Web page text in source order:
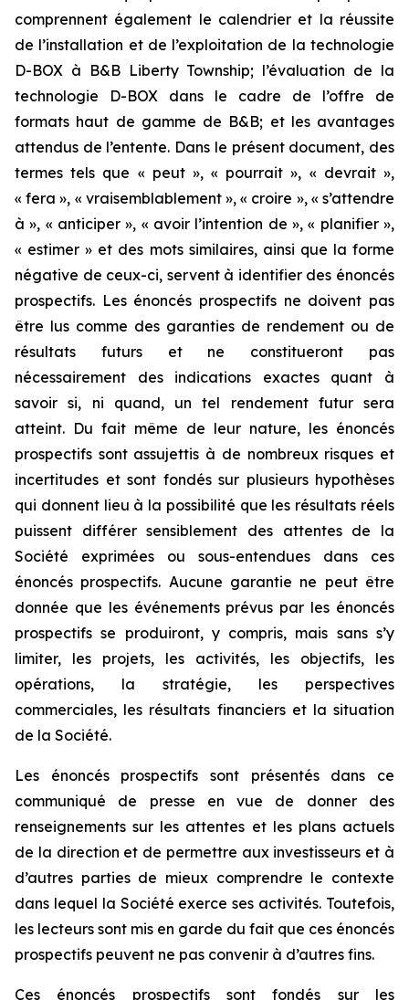
comprennent également le calendrier et la réussite
de l’installation et de l’exploitation de la technologie
D-BOX à B&B Liberty Township; l’évaluation de la
technologie D-BOX dans le cadre de l’offre de
formats haut de gamme de B&B; et les avantages
attendus de l’entente. Dans le présent document, des
termes tels que « peut », « pourrait », « devrait »,
« fera », « vraisemblablement », « croire », « s’attendre
à », « anticiper », « avoir l’intention de », « planifier »,
« estimer » et des mots similaires, ainsi que la forme
négative de ceux-ci, servent à identifier des énoncés
prospectifs. Les énoncés prospectifs ne doivent pas
être lus comme des garanties de rendement ou de
résultats futurs et ne constitueront pas
nécessairement des indications exactes quant à
savoir si, ni quand, un tel rendement futur sera
atteint. Du fait même de leur nature, les énoncés
prospectifs sont assujettis à de nombreux risques et
incertitudes et sont fondés sur plusieurs hypothèses
qui donnent lieu à la possibilité que les résultats réels
puissent différer sensiblement des attentes de la
Société exprimées ou sous-entendues dans ces
énoncés prospectifs. Aucune garantie ne peut être
donnée que les événements prévus par les énoncés
prospectifs se produiront, y compris, mais sans s’y
limiter, les projets, les activités, les objectifs, les
opérations, la stratégie, les perspectives
commerciales, les résultats financiers et la situation
de la Société.
Les énoncés prospectifs sont présentés dans ce
communiqué de presse en vue de donner des
renseignements sur les attentes et les plans actuels
de la direction et de permettre aux investisseurs et à
d’autres parties de mieux comprendre le contexte
dans lequel la Société exerce ses activités. Toutefois,
les lecteurs sont mis en garde du fait que ces énoncés
prospectifs peuvent ne pas convenir à d’autres fins.
Ces énoncés prospectifs sont fondés sur les